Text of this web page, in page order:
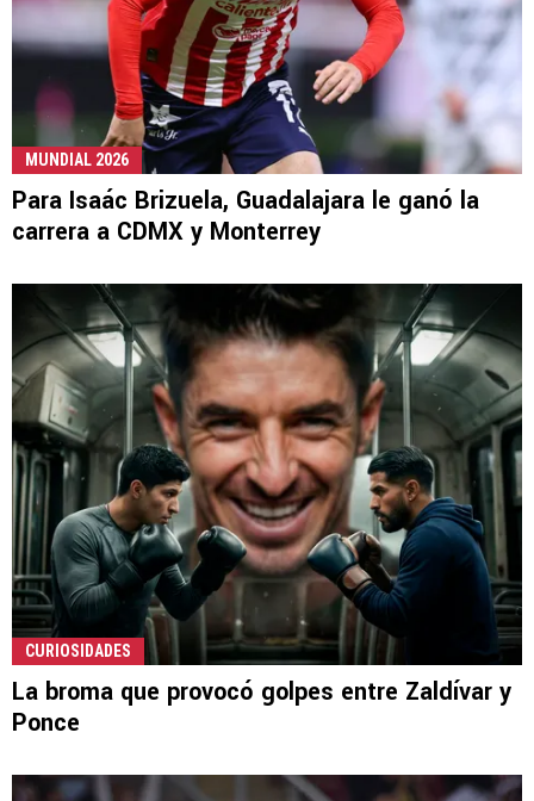
MUNDIAL 2026
Para Isaác Brizuela, Guadalajara le ganó la
carrera a CDMX y Monterrey
CURIOSIDADES
La broma que provocó golpes entre Zaldívar y
Ponce